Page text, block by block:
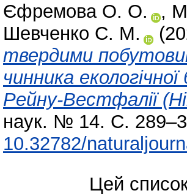
Єфремова О. О. ,
Шевченко С. М.
твердими
чинника
Рейну-Вестфалії
наук. № 14. С.
10.32782/
Цей